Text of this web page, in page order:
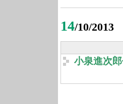
14/10/2013
小泉進次